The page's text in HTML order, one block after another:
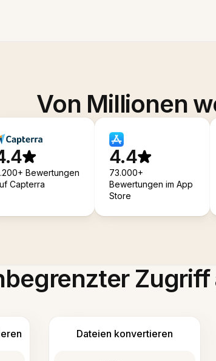
Von Millionen
Bewertungen
Capterra
4.4
73.000+
Bewertungen im App
Store
Dateien konvertieren